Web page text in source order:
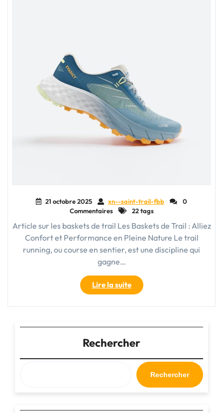
21 octobre 2025 xn--saint-trail-fbb
0
Commentaires
22 tags
Article sur les baskets de trail Les Baskets de Trail : Alliez
Confort et Performance en Pleine Nature Le trail
running, ou course en sentier, est une discipline qui
gagne…
Lire la suite"Choisir
les
Meilleures
de
Trail
pour
Votre
Aventure
en
Rechercher
Rechercher